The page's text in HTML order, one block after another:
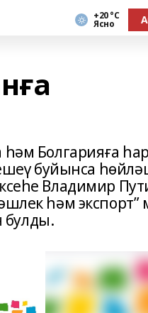
+20 °С
Ясно
Болгарияға
буйынса
Владимир
һәм экспорт”
булды.